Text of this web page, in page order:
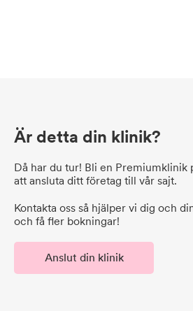
Är detta din klinik?
Då har du tur! Bli en Premiumklinik
att ansluta ditt företag till vår sajt.
Kontakta oss så hjälper vi dig och
och få fler bokningar!
Anslut din klinik